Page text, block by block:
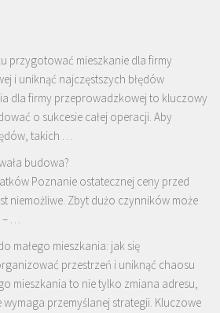
przygotować mieszkanie dla firmy
i uniknąć najczęstszych błędów
dla firmy przeprowadzkowej to kluczowy
o sukcesie całej operacji. Aby
takich …
budowa?
Poznanie ostatecznej ceny przed
niemożliwe. Zbyt dużo czynników może
– …
małego mieszkania: jak się
przestrzeń i uniknąć chaosu
mieszkania to nie tylko zmiana adresu,
przemyślanej strategii. Kluczowe